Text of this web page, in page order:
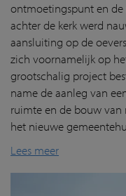
ontmoetingspunt en de
achter de kerk werd
aansluiting op de
zich voornamelijk op
grootschalig project
name de aanleg van
ruimte en de bouw van
het nieuwe
Lees meer